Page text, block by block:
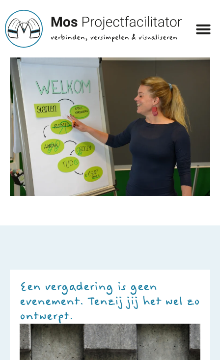
Een vergadering is geen
evenement. Tenzij jij het wel zo
ontwerpt.